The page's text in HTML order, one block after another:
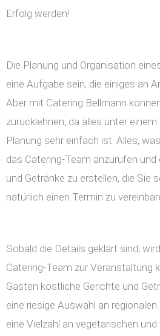
Erfolg werden!
Die Planung und Organisation
eine Aufgabe sein, die einiges an
Aber mit Catering Bellmann
zurücklehnen, da alles unter
Planung sehr einfach ist. Alles,
das Catering-Team anzurufen und
und Getränke zu erstellen, die Sie
natürlich einen Termin zu
Sobald die Details geklärt sind,
Catering-Team zur Veranstaltung
Gästen köstliche Gerichte und
eine riesige Auswahl an
eine Vielzahl an vegetarischen